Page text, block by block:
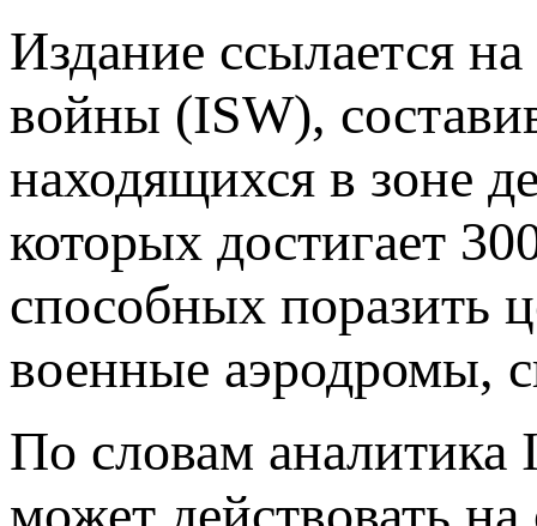
Издание ссылается
войны (ISW),
находящихся в зоне
которых достигает
способных поразить
военные аэродромы,
По словам